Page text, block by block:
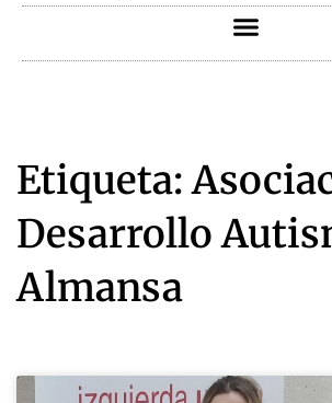
Etiqueta:
Desarrollo
Almansa